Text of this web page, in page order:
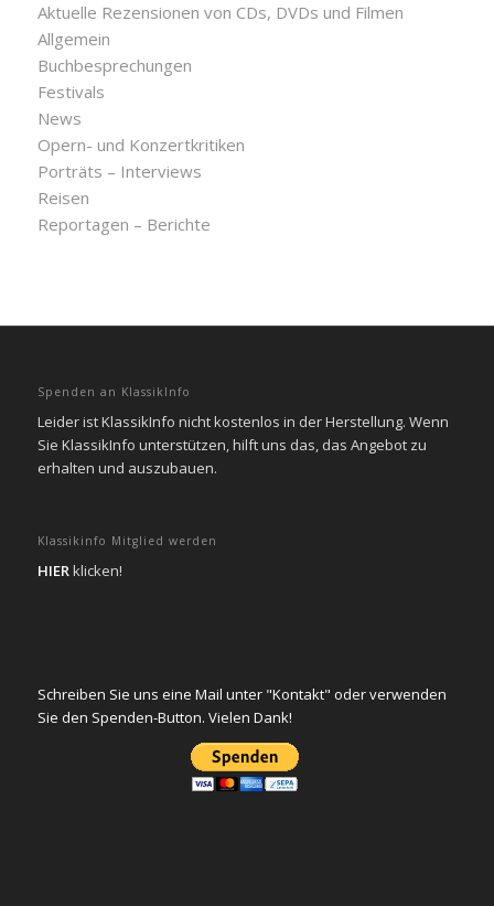
Aktuelle Rezensionen von CDs, DVDs und Filmen
Allgemein
Buchbesprechungen
Festivals
News
Opern- und Konzertkritiken
Porträts – Interviews
Reisen
Reportagen – Berichte
Spenden an KlassikInfo
Leider ist KlassikInfo nicht kostenlos in der Herstellung. Wenn
Sie KlassikInfo unterstützen, hilft uns das, das Angebot zu
erhalten und auszubauen.
Klassikinfo Mitglied werden
HIERklicken!
Schreiben Sie uns eine Mail unter "Kontakt" oder verwenden
Sie den Spenden-Button. Vielen Dank!